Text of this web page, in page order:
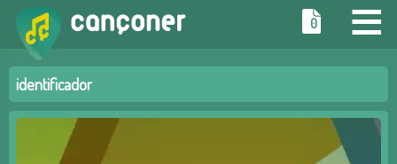
≡
0
identificador